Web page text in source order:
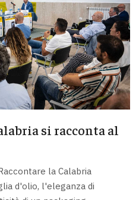
si racconta al
la Calabria
d'olio, l'eleganza di